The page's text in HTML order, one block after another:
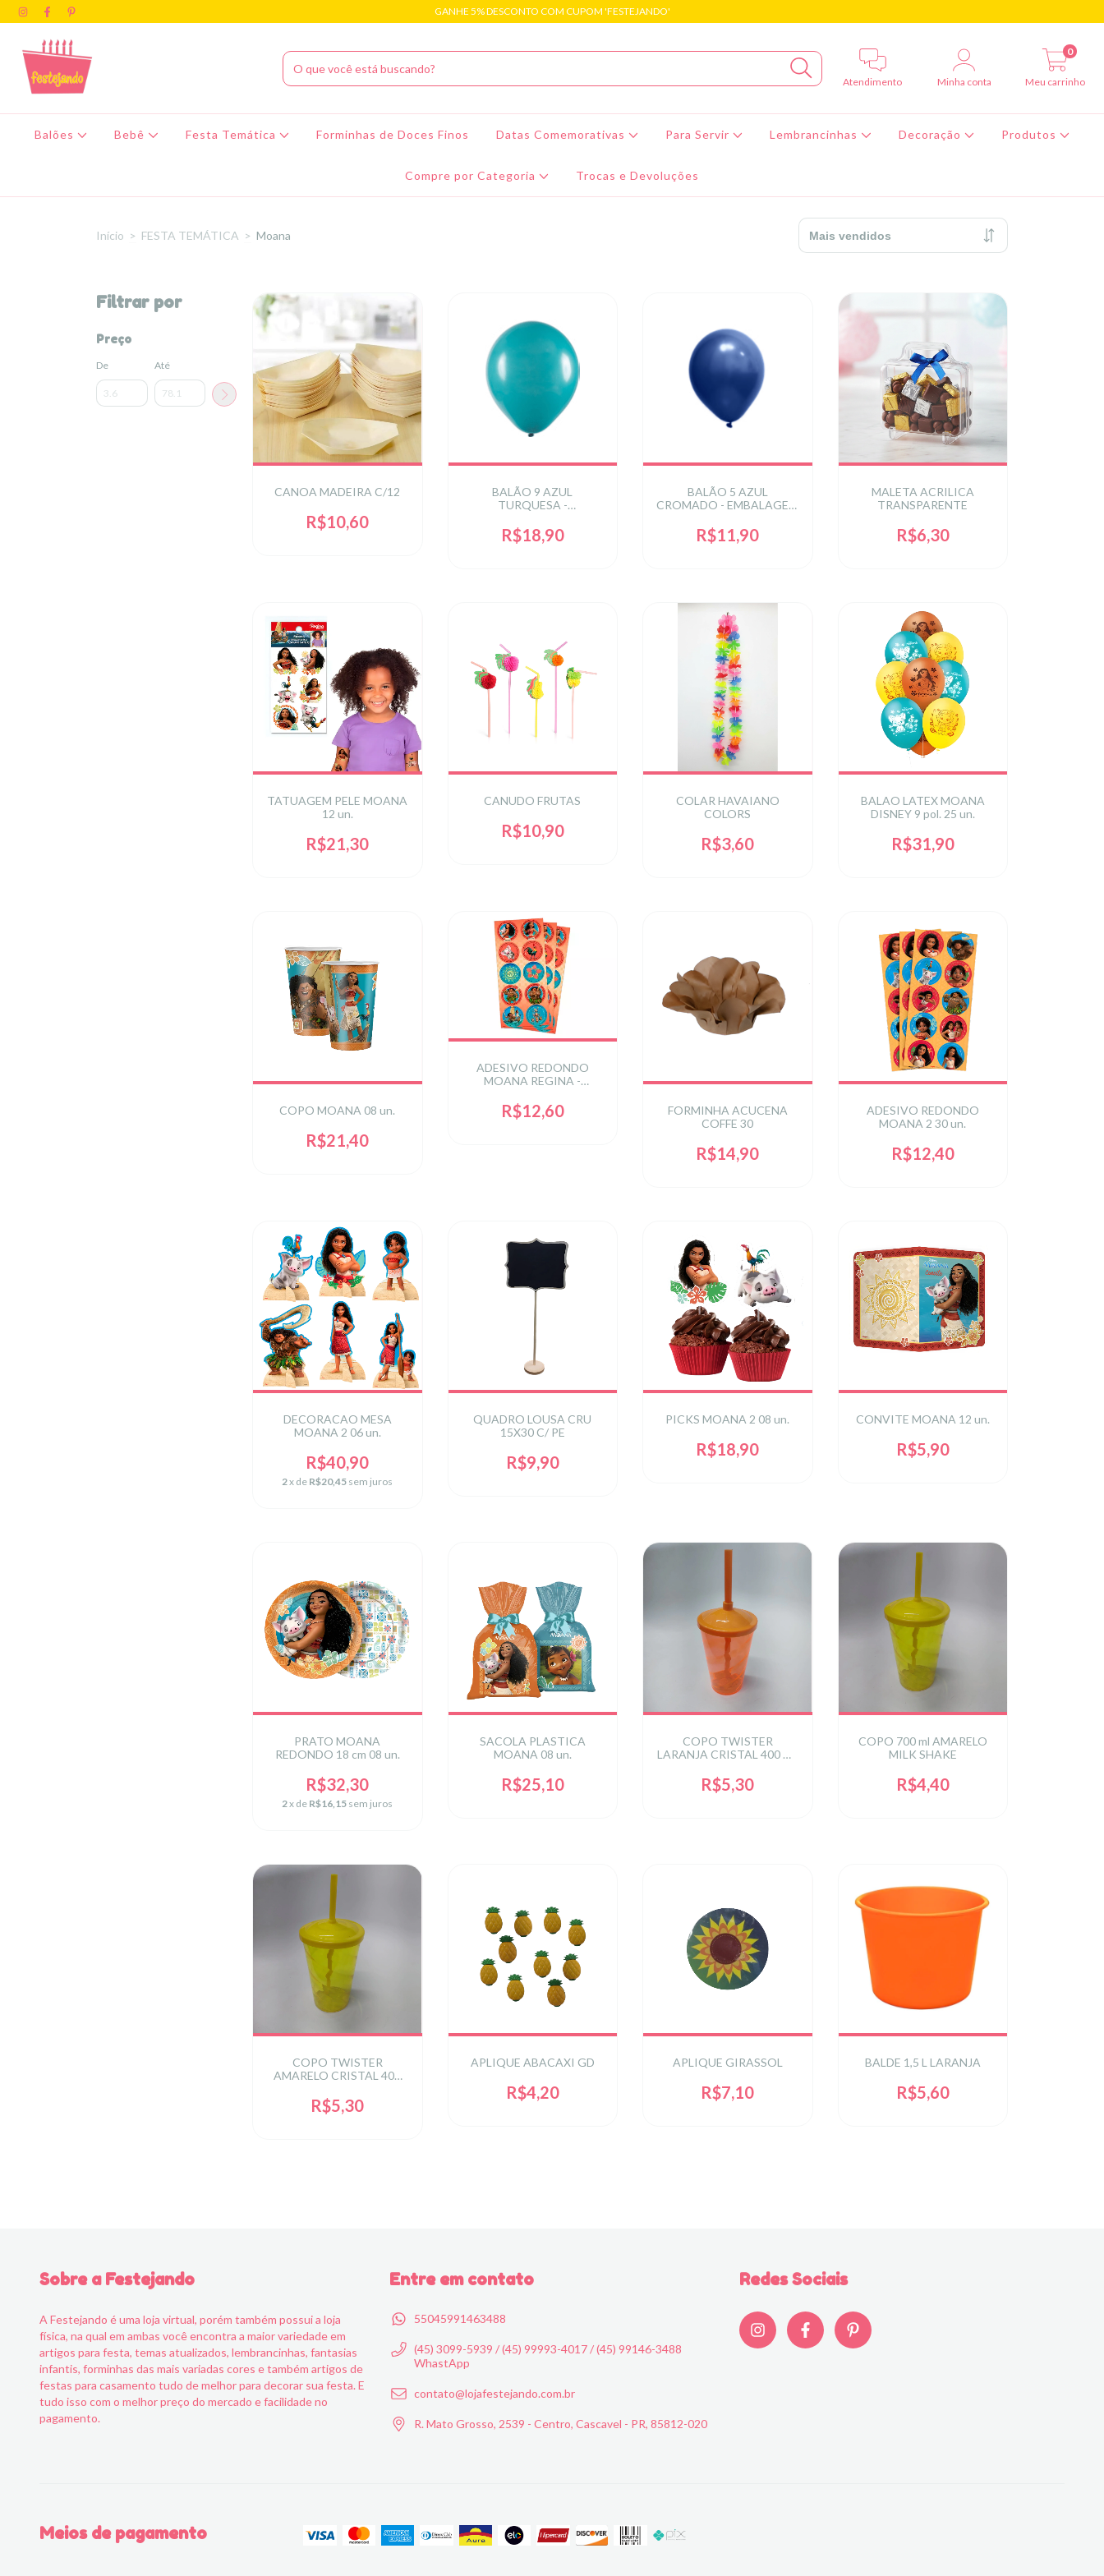
GANHE 5% DESCONTO COM CUPOM 'FESTEJANDO'
Atendimento Minha conta Meu carrinho
0
Balões Bebê Festa Temática Forminhas de Doces Finos Datas Comemorativas Para Servir Lembrancinhas Decoração Produtos
Compre por Categoria Trocas e Devoluções
Início > FESTA TEMÁTICA > Moana
Filtrar por
Preço
De Até
CANOA MADEIRA C/12
R$10,60
BALÃO 9 AZUL
TURQUESA -
UNIDADES
R$18,90
BALÃO 5 AZUL
CROMADO - EMBALAGEM
R$11,90
MALETA ACRILICA
TRANSPARENTE
R$6,30
TATUAGEM PELE MOANA
12 un.
R$21,30
CANUDO FRUTAS
R$10,90
COLAR HAVAIANO
COLORS
R$3,60
BALAO LATEX MOANA
DISNEY 9 pol. 25 un.
R$31,90
COPO MOANA 08 un.
R$21,40
ADESIVO REDONDO
MOANA REGINA -
UNIDADES
R$12,60
FORMINHA ACUCENA
COFFE 30
R$14,90
ADESIVO REDONDO
MOANA 2 30 un.
R$12,40
DECORACAO MESA
MOANA 2 06 un.
R$40,90
2x de R$20,45 sem juros
QUADRO LOUSA CRU
15X30 C/ PE
R$9,90
PICKS MOANA 2 08 un.
R$18,90
CONVITE MOANA 12 un.
R$5,90
PRATO MOANA
REDONDO 18 cm 08 un.
R$32,30
2x de R$16,15 sem juros
SACOLA PLASTICA
MOANA 08 un.
R$25,10
COPO TWISTER
LARANJA CRISTAL 400 ML
R$5,30
COPO 700 ml AMARELO
MILK SHAKE
R$4,40
COPO TWISTER
AMARELO CRISTAL 400
R$5,30
APLIQUE ABACAXI GD
R$4,20
APLIQUE GIRASSOL
R$7,10
BALDE 1,5 L LARANJA
R$5,60
Sobre a Festejando
A Festejando é uma loja virtual, porém também possui a loja
física, na qual em ambas você encontra a maior variedade em
artigos para festa, temas atualizados, lembrancinhas, fantasias
infantis, forminhas das mais variadas cores e também artigos de
festas para casamento tudo de melhor para decorar sua festa. E
tudo isso com o melhor preço do mercado e facilidade no
pagamento.
Entre em contato
55045991463488
(45) 3099-5939 / (45) 99993-4017 / (45) 99146-3488
WhastApp
contato@lojafestejando.com.br
R. Mato Grosso, 2539 - Centro, Cascavel - PR, 85812-020
Redes Sociais
Meios de pagamento